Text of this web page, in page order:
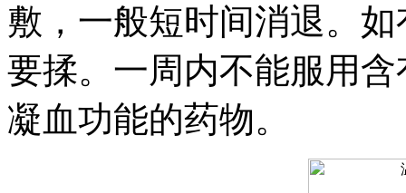
敷，一般短时间消退。
要揉。一周内不能服用
凝血功能的药物。